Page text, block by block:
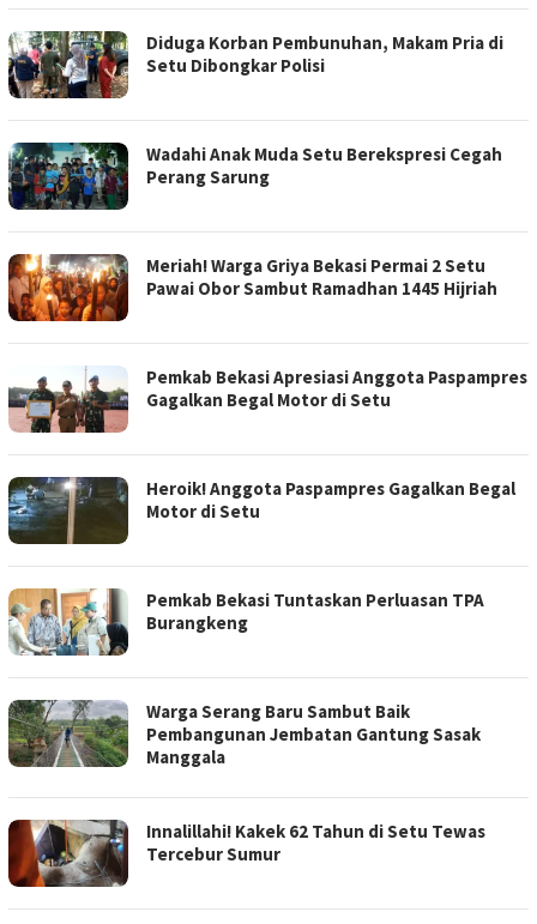
Diduga Korban Pembunuhan, Makam Pria di
Setu Dibongkar Polisi
Wadahi Anak Muda Setu Berekspresi Cegah
Perang Sarung
Meriah! Warga Griya Bekasi Permai 2 Setu
Pawai Obor Sambut Ramadhan 1445 Hijriah
Pemkab Bekasi Apresiasi Anggota Paspampres
Gagalkan Begal Motor di Setu
Heroik! Anggota Paspampres Gagalkan Begal
Motor di Setu
Pemkab Bekasi Tuntaskan Perluasan TPA
Burangkeng
Warga Serang Baru Sambut Baik
Pembangunan Jembatan Gantung Sasak
Manggala
Innalillahi! Kakek 62 Tahun di Setu Tewas
Tercebur Sumur